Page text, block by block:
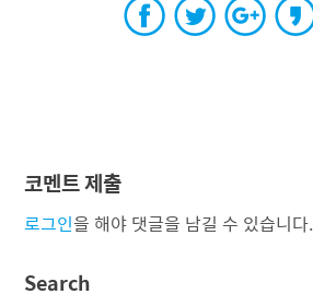
코멘트 제출
로그인을 해야 댓글을 남길 수 있습니다.
Search